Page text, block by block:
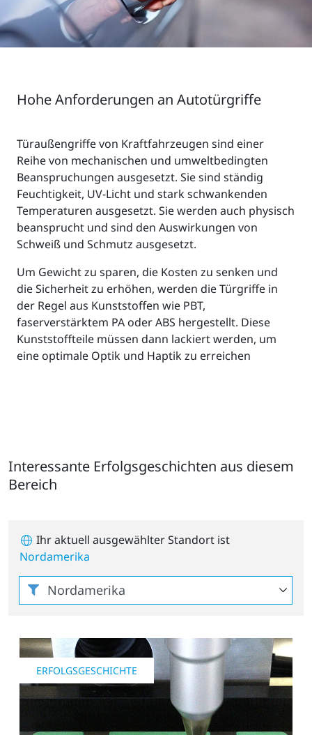
Hohe Anforderungen an Autotürgriffe
Türaußengriffe von Kraftfahrzeugen sind einer
Reihe von mechanischen und umweltbedingten
Beanspruchungen ausgesetzt. Sie sind ständig
Feuchtigkeit, UV-Licht und stark schwankenden
Temperaturen ausgesetzt. Sie werden auch physisch
beansprucht und sind den Auswirkungen von
Schweiß und Schmutz ausgesetzt.
Um Gewicht zu sparen, die Kosten zu senken und
die Sicherheit zu erhöhen, werden die Türgriffe in
der Regel aus Kunststoffen wie PBT,
faserverstärktem PA oder ABS hergestellt. Diese
Kunststoffteile müssen dann lackiert werden, um
eine optimale Optik und Haptik zu erreichen
Interessante Erfolgsgeschichten aus diesem
Bereich
Ihr aktuell ausgewählter Standort ist
Nordamerika
ERFOLGSGESCHICHTE